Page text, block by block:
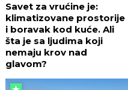
Savet za vrućine je:
klimatizovane prostorije
i boravak kod kuće. Ali
šta je sa ljudima koji
nemaju krov nad
glavom?